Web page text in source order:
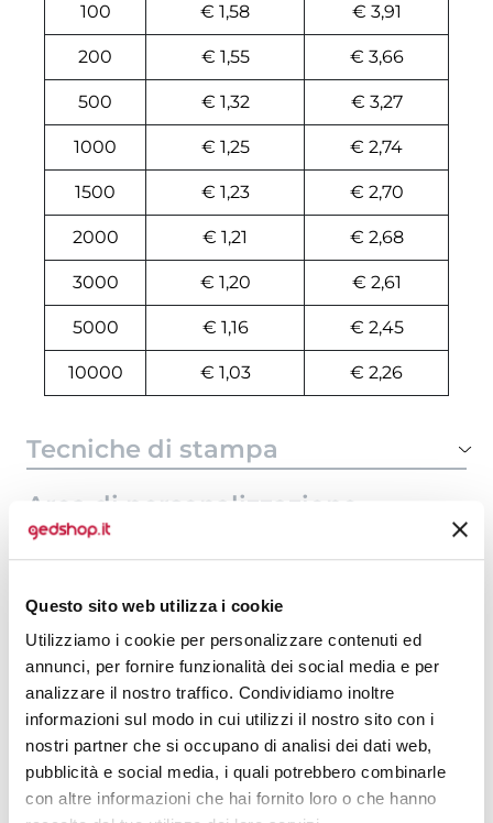
Questo sito web utilizza i cookie
Utilizziamo i cookie per personalizzare contenuti ed
annunci, per fornire funzionalità dei social media e per
analizzare il nostro traffico. Condividiamo inoltre
informazioni sul modo in cui utilizzi il nostro sito con i
nostri partner che si occupano di analisi dei dati web,
pubblicità e social media, i quali potrebbero combinarle
con altre informazioni che hai fornito loro o che hanno
100 € 1,58 € 3,91
200 € 1,55 € 3,66
500 € 1,32 € 3,27
1000 € 1,25 € 2,74
1500 € 1,23 € 2,70
2000 € 1,21 € 2,68
3000 € 1,20 € 2,61
5000 € 1,16 € 2,45
10000 € 1,03 € 2,26
Tecniche di stampa
Area di personalizzazione
Domande e risposte
Prodotti alternativi